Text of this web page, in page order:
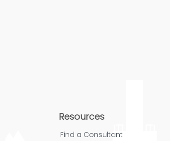
Resources
Find a Consultant